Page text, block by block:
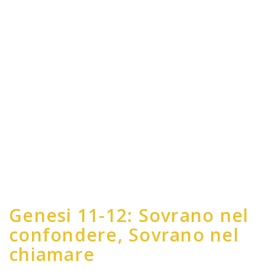
Genesi 11-12: Sovrano nel
confondere, Sovrano nel
chiamare